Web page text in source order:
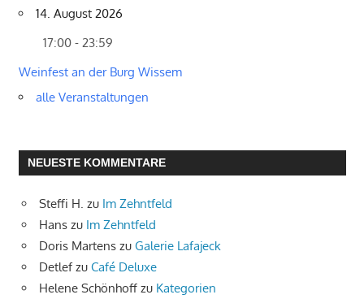
14. August 2026
17:00 - 23:59
Weinfest an der Burg Wissem
alle Veranstaltungen
NEUESTE KOMMENTARE
Steffi H. zu Im Zehntfeld
Hans zu Im Zehntfeld
Doris Martens zu Galerie Lafajeck
Detlefzu Café Deluxe
Helene Schönhoff zu Kategorien